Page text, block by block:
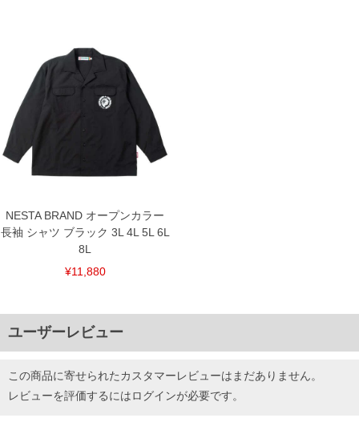
NESTA BRAND オープンカラー
長袖 シャツ ブラック 3L 4L 5L 6L
8L
¥11,880
ユーザーレビュー
この商品に寄せられたカスタマーレビューはまだありません。
レビューを評価するにはログインが必要です。